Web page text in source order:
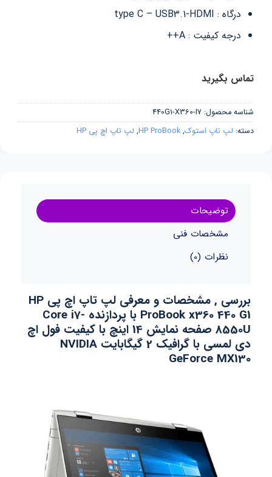
درگاه : type C – USB3.1-HDMI
درجه کیفیت : A++
تماس بگیرید
شناسه محصول: 440G1-X360-I7
دسته: لپ تاپ استوک,
HP ProBook
, لپ تاپ اچ پی HP
توضیحات
مشخصات فنی
نظرات (0)
بررسی , مشخصات و معرفی لپ تاپ اچ پی HP
ProBook x360 440 G1 با پردازنده Core i7-
8550U
صفحه نمایش 14 اینچ با کیفیت فول اچ
دی لمسی با گرافیک 2 گیگابایت NVIDIA
GeForce MX130